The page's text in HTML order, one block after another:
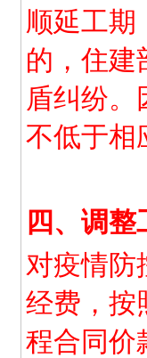
顺延工期
的，住建
盾纠纷。
不低于相
四、调整
对疫情防
经费，按
程合同价